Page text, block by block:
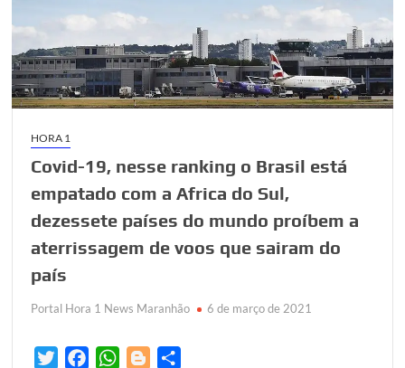
HORA 1
Covid-19, nesse ranking o Brasil está
empatado com a Africa do Sul,
dezessete países do mundo proíbem a
aterrissagem de voos que sairam do
país
Portal Hora 1 News Maranhão 6 de março de 2021
W